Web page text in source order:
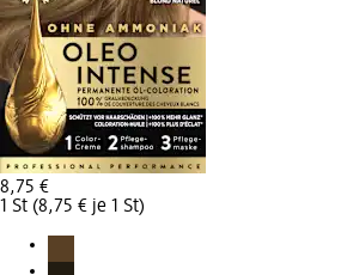
8,75 €
1 St (8,75 € je 1 St)